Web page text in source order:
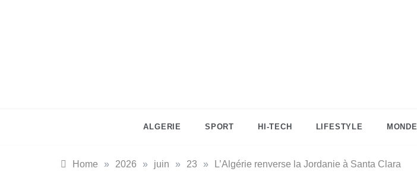
ALGERIE SPORT HI-TECH LIFESTYLE MONDE
Home » 2026 » juin » 23 » L’Algérie renverse la Jordanie à Santa Clara